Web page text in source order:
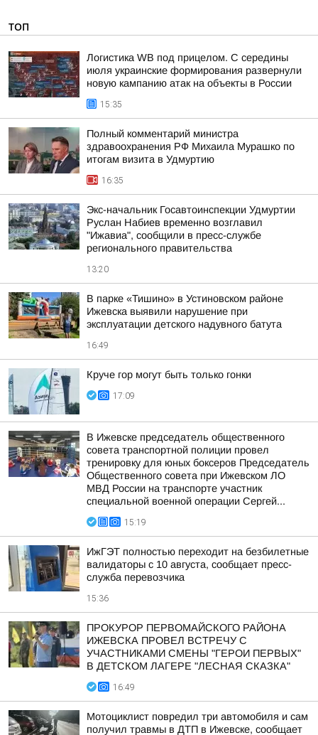
ТОП
Логистика WB под прицелом. С середины
июля украинские формирования развернули
новую кампанию атак на объекты в России
15:35
Полный комментарий министра
здравоохранения РФ Михаила Мурашко по
итогам визита в Удмуртию
16:35
Экс-начальник Госавтоинспекции Удмуртии
Руслан Набиев временно возглавил
"Ижавиа", сообщили в пресс-службе
регионального правительства
13:20
В парке «Тишино» в Устиновском районе
Ижевска выявили нарушение при
эксплуатации детского надувного батута
16:49
Круче гор могут быть только гонки
17:09
В Ижевске председатель общественного
совета транспортной полиции провел
тренировку для юных боксеров Председатель
Общественного совета при Ижевском ЛО
МВД России на транспорте участник
специальной военной операции Сергей...
15:19
ИжГЭТ полностью переходит на безбилетные
валидаторы с 10 августа, сообщает пресс-
служба перевозчика
15:36
ПРОКУРОР ПЕРВОМАЙСКОГО РАЙОНА
ИЖЕВСКА ПРОВЕЛ ВСТРЕЧУ С
УЧАСТНИКАМИ СМЕНЫ "ГЕРОИ ПЕРВЫХ"
В ДЕТСКОМ ЛАГЕРЕ "ЛЕСНАЯ СКАЗКА"
16:49
Мотоциклист повредил три автомобиля и сам
получил травмы в ДТП в Ижевске, сообщает